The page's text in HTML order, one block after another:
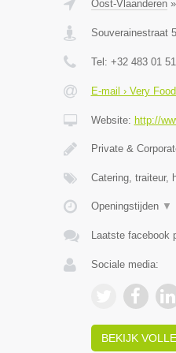
Oost-Vlaanderen»
Souverainestraat
Tel: +32 483 01
E-mail › Very
Website: http://
Private &
Catering, traiteur,
Openingstijden ▼
Laatste facebook
Sociale media:
BEKIJK